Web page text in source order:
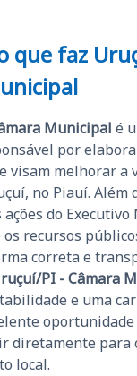
que faz
Municipal é
por
visam melhorar a
no Piauí. Além
ações do
recursos
correta e
PI - Câmara
e uma
diretamente para
local.